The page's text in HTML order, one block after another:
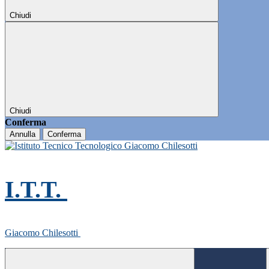
Chiudi
Chiudi
Conferma
Annulla Conferma
I.T.T.
Giacomo Chilesotti